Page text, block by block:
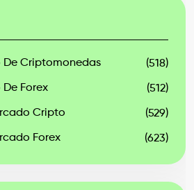
De Criptomonedas (518)
Forex (512)
Cripto (529)
Forex (623)